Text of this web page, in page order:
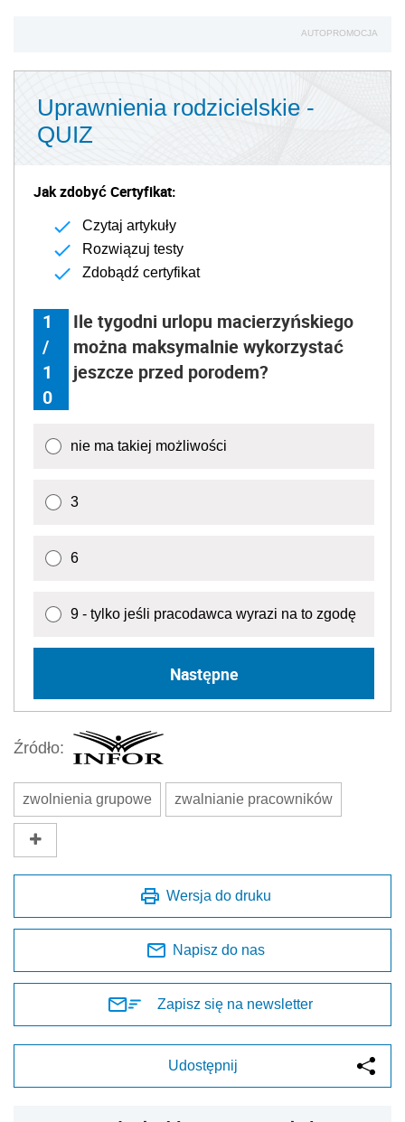
AUTOPROMOCJA
Uprawnienia rodzicielskie -
QUIZ
Jak zdobyć Certyfikat:
Czytaj artykuły
Rozwiązuj testy
Zdobądź certyfikat
1
/
1
0
Ile tygodni urlopu macierzyńskiego
można maksymalnie wykorzystać
jeszcze przed porodem?
nie ma takiej możliwości
3
6
9 - tylko jeśli pracodawca wyrazi na to zgodę
Następne
Źródło:
zwolnienia grupowe zwalnianie pracowników
Wersja do druku
Napisz do nas
Zapisz się na newsletter
Udostępnij